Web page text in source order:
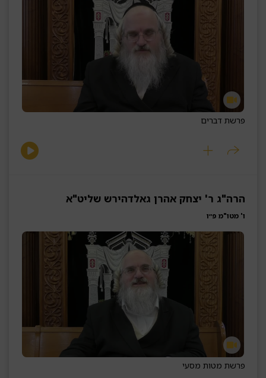
פרשת דברים
הרה"ג ר' יצחק אהרן גאלדהירש שליט"א
ו' מטו"מ פ״ו
פרשת מטות מסעי